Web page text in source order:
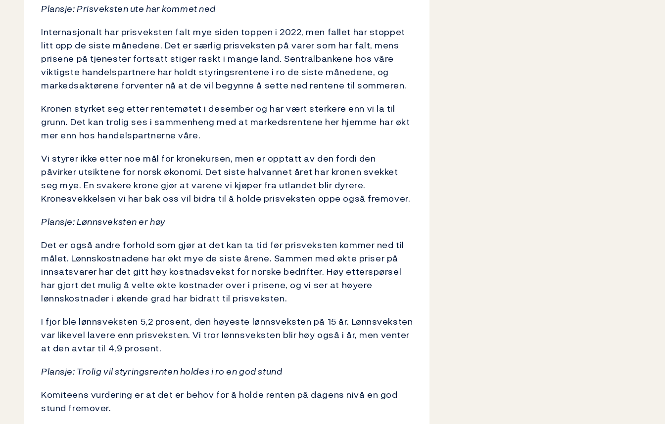
Plansje: Prisveksten ute har kommet ned
Internasjonalt har prisveksten falt mye siden toppen i 2022, men fallet har stoppet
litt opp de siste månedene. Det er særlig prisveksten på varer som har falt, mens
prisene på tjenester fortsatt stiger raskt i mange land. Sentralbankene hos våre
viktigste handelspartnere har holdt styringsrentene i ro de siste månedene, og
markedsaktørene forventer nå at de vil begynne å sette ned rentene til sommeren.
Kronen styrket seg etter rentemøtet i desember og har vært sterkere enn vi la til
grunn. Det kan trolig ses i sammenheng med at markedsrentene her hjemme har økt
mer enn hos handelspartnerne våre.
Vi styrer ikke etter noe mål for kronekursen, men er opptatt av den fordi den
påvirker utsiktene for norsk økonomi. Det siste halvannet året har kronen svekket
seg mye. En svakere krone gjør at varene vi kjøper fra utlandet blir dyrere.
Kronesvekkelsen vi har bak oss vil bidra til å holde prisveksten oppe også fremover.
Plansje: Lønnsveksten er høy
Det er også andre forhold som gjør at det kan ta tid før prisveksten kommer ned til
målet. Lønnskostnadene har økt mye de siste årene. Sammen med økte priser på
innsatsvarer har det gitt høy kostnadsvekst for norske bedrifter. Høy etterspørsel
har gjort det mulig å velte økte kostnader over i prisene, og vi ser at høyere
lønnskostnader i økende grad har bidratt til prisveksten.
I fjor ble lønnsveksten 5,2 prosent, den høyeste lønnsveksten på 15 år. Lønnsveksten
var likevel lavere enn prisveksten. Vi tror lønnsveksten blir høy også i år, men venter
at den avtar til 4,9 prosent.
Plansje: Trolig vil styringsrenten holdes i ro en god stund
Komiteens vurdering er at det er behov for å holde renten på dagens nivå en god
stund fremover.